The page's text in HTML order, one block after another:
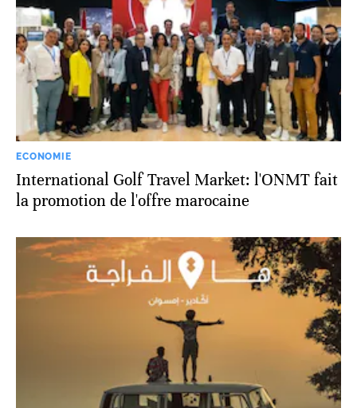
ECONOMIE
International Golf Travel Market: l'ONMT fait
la promotion de l'offre marocaine